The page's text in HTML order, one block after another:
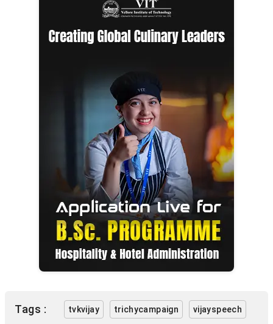
Tags : tvkvijay trichycampaign vijayspeech